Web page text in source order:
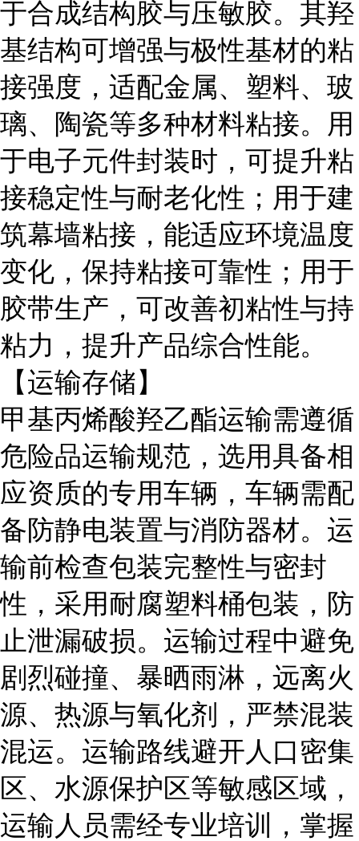
于合成结构胶与压敏胶。其羟
基结构可增强与极性基材的粘
接强度，适配金属、塑料、玻
璃、陶瓷等多种材料粘接。用
于电子元件封装时，可提升粘
接稳定性与耐老化性；用于建
筑幕墙粘接，能适应环境温度
变化，保持粘接可靠性；用于
胶带生产，可改善初粘性与持
粘力，提升产品综合性能。
【运输存储】
甲基丙烯酸羟乙酯运输需遵循
危险品运输规范，选用具备相
应资质的专用车辆，车辆需配
备防静电装置与消防器材。运
输前检查包装完整性与密封
性，采用耐腐塑料桶包装，防
止泄漏破损。运输过程中避免
剧烈碰撞、暴晒雨淋，远离火
源、热源与氧化剂，严禁混装
混运。运输路线避开人口密集
区、水源保护区等敏感区域，
运输人员需经专业培训，掌握